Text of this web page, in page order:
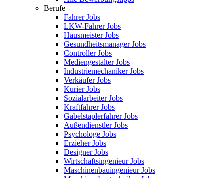
Berufe
Fahrer Jobs
LKW-Fahrer Jobs
Hausmeister Jobs
Gesundheitsmanager Jobs
Controller Jobs
Mediengestalter Jobs
Industriemechaniker Jobs
Verkäufer Jobs
Kurier Jobs
Sozialarbeiter Jobs
Kraftfahrer Jobs
Gabelstaplerfahrer Jobs
Außendienstler Jobs
Psychologe Jobs
Erzieher Jobs
Designer Jobs
Wirtschaftsingenieur Jobs
Maschinenbauingenieur Jobs